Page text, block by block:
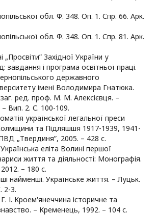
обл. Ф. 348. Оп. 1. Спр. 66. Арк.
обл. Ф. 348. Оп. 1. Спр. 81. Арк.
„Просвіти” Західної України у
завдання і програма освітньої праці.
державного
імені Володимира Гнатюка.
заг. ред. проф. М. М. Алексієвця. –
– Вип. 2. С. 100-109.
української легальної преси
та Підляшшя 1917-1939, 1941-
„Твердиня”, 2005. – 428 с.
еліта Волині першої
життя та діяльності: Монографія.
– 180 с.
найменші. Українське життя. – Луцьк.
2-3.
І. Кроем'янеччина історичне та
– Кременець, 1992. – 104 с.